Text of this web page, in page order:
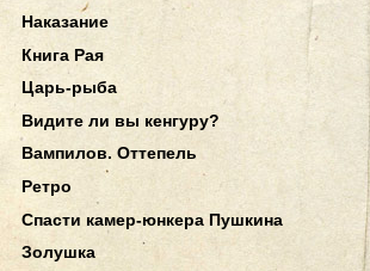
Наказание
Книга Рая
Царь-рыба
Видите ли вы кенгуру?
Вампилов. Оттепель
Ретро
Спасти камер-юнкера Пушкина
Золушка